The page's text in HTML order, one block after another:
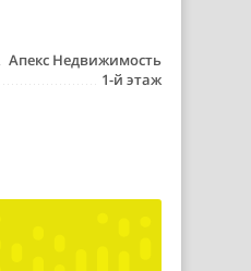
Апекс Недвижимость
1-й этаж